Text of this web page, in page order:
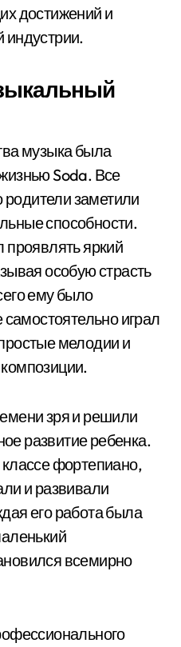
достижений и
индустрии.
музыка была
Soda. Все
родители заметили
способности.
проявлять яркий
особую страсть
ему было
самостоятельно играл
мелодии и
зря и решили
развитие ребенка.
фортепиано,
и развивали
его работа была
всемирно